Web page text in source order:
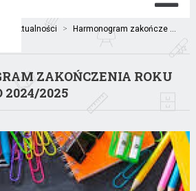
Aktualności > Harmonogram zakończe ...
ZAKOŃCZENIA ROKU
2024/2025